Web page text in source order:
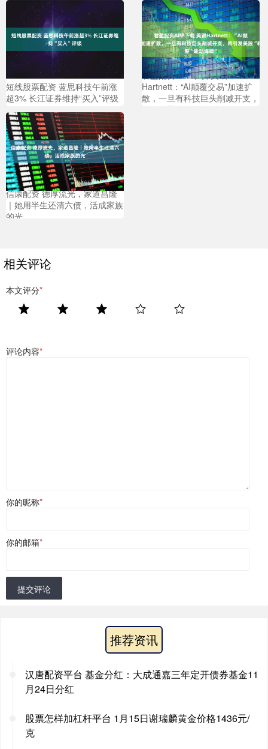
短线股票配资 蓝思科技午前涨
超3% 长江证券维持“买入”评级
君盈配资APP下载 美银
Hartnett：“AI颠覆交易”加速扩
散，一旦有科技巨头削减开支，
将引发美股“轮动海啸”
信康配资 德厚流光，家道昌隆
｜她用半生还清六债，活成家族
的光
相关评论
本文评分*
评论内容*
你的昵称*
你的邮箱*
提交评论
推荐资讯
汉唐配资平台 基金分红：大成通嘉三年定开债券基金11
月24日分红
股票怎样加杠杆平台 1月15日谢瑞麟黄金价格1436元/
克